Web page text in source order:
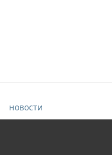
новости